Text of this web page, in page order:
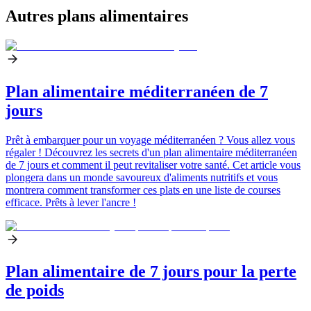
Autres plans alimentaires
Plan alimentaire méditerranéen de 7
jours
Prêt à embarquer pour un voyage méditerranéen ? Vous allez vous
régaler ! Découvrez les secrets d'un plan alimentaire méditerranéen
de 7 jours et comment il peut revitaliser votre santé. Cet article vous
plongera dans un monde savoureux d'aliments nutritifs et vous
montrera comment transformer ces plats en une liste de courses
efficace. Prêts à lever l'ancre !
Plan alimentaire de 7 jours pour la perte
de poids